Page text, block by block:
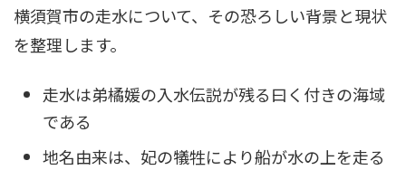
横須賀市の走水について、その恐ろしい背景と現状
を整理します。
走水は弟橘媛の入水伝説が残る曰く付きの海域
である
地名由来は、妃の犠牲により船が水の上を走る